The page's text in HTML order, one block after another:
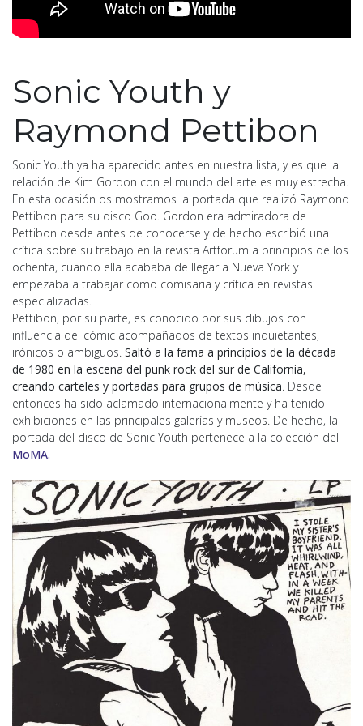
Sonic Youth y
Raymond Pettibon
Sonic Youth ya ha aparecido antes en nuestra lista, y es que la
relación de Kim Gordon con el mundo del arte es muy estrecha.
En esta ocasión os mostramos la portada que realizó Raymond
Pettibon para su disco Goo. Gordon era admiradora de
Pettibon desde antes de conocerse y de hecho escribió una
crítica sobre su trabajo en la revista Artforum a principios de los
ochenta, cuando ella acababa de llegar a Nueva York y
empezaba a trabajar como comisaria y crítica en revistas
especializadas.
Pettibon, por su parte, es conocido por sus dibujos con
influencia del cómic acompañados de textos inquietantes,
irónicos o ambiguos. Saltó a la fama a principios de la década
de 1980 en la escena del punk rock del sur de California,
creando carteles y portadas para grupos de música. Desde
entonces ha sido aclamado internacionalmente y ha tenido
exhibiciones en las principales galerías y museos. De hecho, la
portada del disco de Sonic Youth pertenece a la colección del
MoMA.